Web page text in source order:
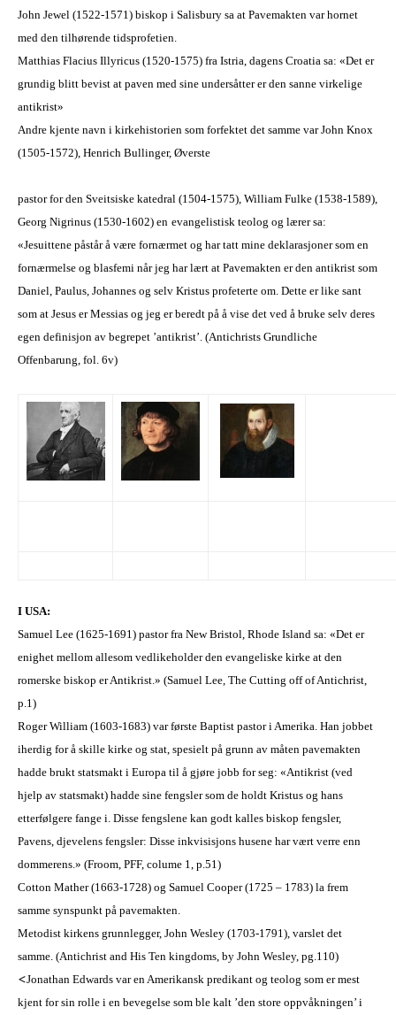
John Jewel (1522-1571) biskop i Salisbury sa at Pavemakten var hornet
med den tilhørende tidsprofetien.
Matthias Flacius Illyricus (1520-1575) fra Istria, dagens Croatia sa: «Det er
grundig blitt bevist at paven med sine undersåtterer den sanne virkelige
antikrist»
Andre kjente navn i kirkehistorien som forfektet det samme var John Knox
(1505-1572), Henrich Bullinger, Øverste
pastor for den Sveitsiske katedral (1504-1575), William Fulke (1538-1589),
Georg Nigrinus (1530-1602) en evangelistisk teolog og lærer sa:
«Jesuittene påstår å være fornærmet og har tatt mine deklarasjoner som en
fornærmelse og blasfemi når jeg har lært at Pavemakten er den antikrist som
Daniel, Paulus, Johannes og selv Kristus profeterte om. Dette er like sant
som at Jesus er Messias og jeg er beredt på å vise det ved å bruke selv deres
egen definisjon av begrepet ’antikrist’. (Antichrists Grundliche
Offenbarung, fol. 6v)
I USA:
Samuel Lee (1625-1691) pastor fra New Bristol, Rhode Island sa: «Det er
enighet mellom allesom vedlikeholderden evangeliske kirke at den
romerske biskop er Antikrist.» (Samuel Lee, The Cutting off of Antichrist,
p.1)
Roger William (1603-1683) var første Baptist pastor i Amerika. Han jobbet
iherdig for å skille kirke og stat, spesielt på grunn av måten pavemakten
hadde brukt statsmakt i Europa til å gjøre jobb for seg: «Antikrist (ved
hjelp av statsmakt) hadde sine fengsler som de holdt Kristus og hans
etterfølgere fange i. Disse fengslene kan godt kalles biskop fengsler,
Pavens, djevelens fengsler: Disse inkvisisjons husene har vært verre enn
dommerens.» (Froom, PFF, colume 1, p.51)
Cotton Mather (1663-1728) og Samuel Cooper (1725 – 1783) la frem
samme synspunkt på pavemakten.
Metodist kirkens grunnlegger, John Wesley (1703-1791), varslet det
samme. (Antichrist and His Ten kingdoms, by John Wesley, pg.110)
<Jonathan Edwards var en Amerikansk predikant og teolog som er mest
kjent for sin rolle i en bevegelse som ble kalt ’den store oppvåkningen’ i